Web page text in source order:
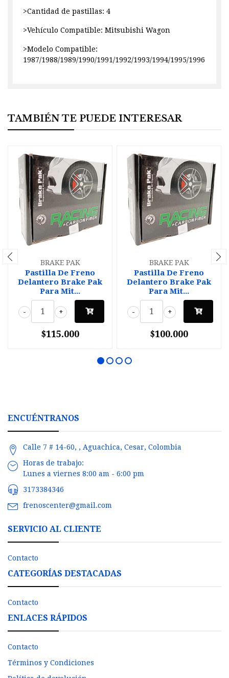
>Cantidad de pastillas: 4
>Vehículo Compatible: Mitsubishi Wagon
>Modelo Compatible:
1987/1988/1989/1990/1991/1992/1993/1994/1995/1996
TAMBIÉN TE PUEDE INTERESAR
BRAKE PAK
Pastilla De Freno
Delantero Brake Pak
Para Mit...
+
-
$115.000
BRAKE PAK
Pastilla De Freno
Delantero Brake Pak
Para Mit...
+
-
$100.000
ENCUÉNTRANOS
Calle 7 # 14-60, , Aguachica, Cesar, Colombia
Horas de trabajo:
Lunes a viernes 8:00 am - 6:00 pm
3173384346
frenoscenter@gmail.com
SERVICIO AL CLIENTE
Contacto
CATEGORÍAS DESTACADAS
Contacto
ENLACES RÁPIDOS
Contacto
Términos y Condiciones